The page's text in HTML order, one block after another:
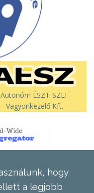
Autonóm ÉSZT-SZEF
Vagyonkezelő Kft.
hogy
a legjobb